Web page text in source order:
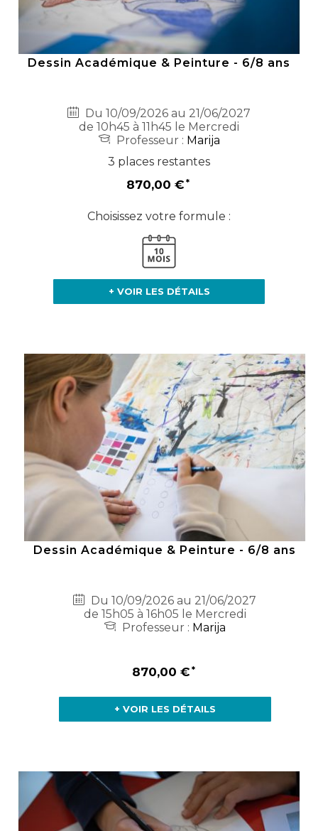
Dessin Académique & Peinture - 6/8 ans
Du 10/09/2026 au 21/06/2027
de 10h45 à 11h45 le Mercredi
Professeur : Marija
3 places restantes
870,00 €
Choisissez votre formule :
+ VOIR LES DÉTAILS
Dessin Académique & Peinture - 6/8 ans
Du 10/09/2026 au 21/06/2027
de 15h05 à 16h05 le Mercredi
Professeur : Marija
870,00 €
+ VOIR LES DÉTAILS